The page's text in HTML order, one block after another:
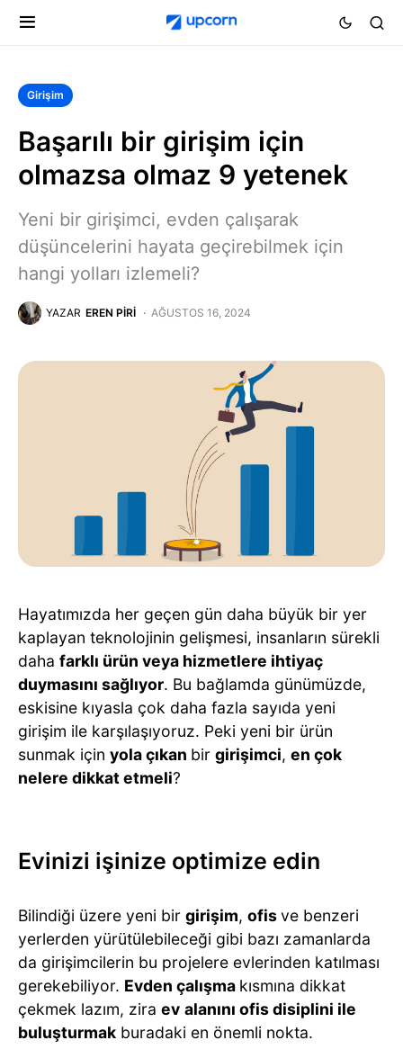
Girişim
Başarılı bir girişim için
olmazsa olmaz 9 yetenek
Yeni bir girişimci, evden çalışarak
düşüncelerini hayata geçirebilmek için
hangi yolları izlemeli?
YAZAR EREN PIRI AĞUSTOS 16, 2024
Hayatımızda her geçen gün daha büyük bir yer
kaplayan teknolojinin gelişmesi, insanların sürekli
daha farklı ürün veya hizmetlere ihtiyaç
duymasını sağlıyor. Bu bağlamda günümüzde,
eskisine kıyasla çok daha fazla sayıda yeni
girişim ile karşılaşıyoruz. Peki yeni bir ürün
sunmak için yola çıkan bir girişimci, en çok
nelere dikkat etmeli?
Evinizi işinize optimize edin
Bilindiği üzere yeni bir girişim, ofisve benzeri
yerlerden yürütülebileceği gibi bazı zamanlarda
da girişimcilerin bu projelere evlerinden katılması
gerekebiliyor. Evden çalışma kısmına dikkat
çekmek lazım, zira ev alanını ofis disiplini ile
buluşturmak buradaki en önemli nokta.